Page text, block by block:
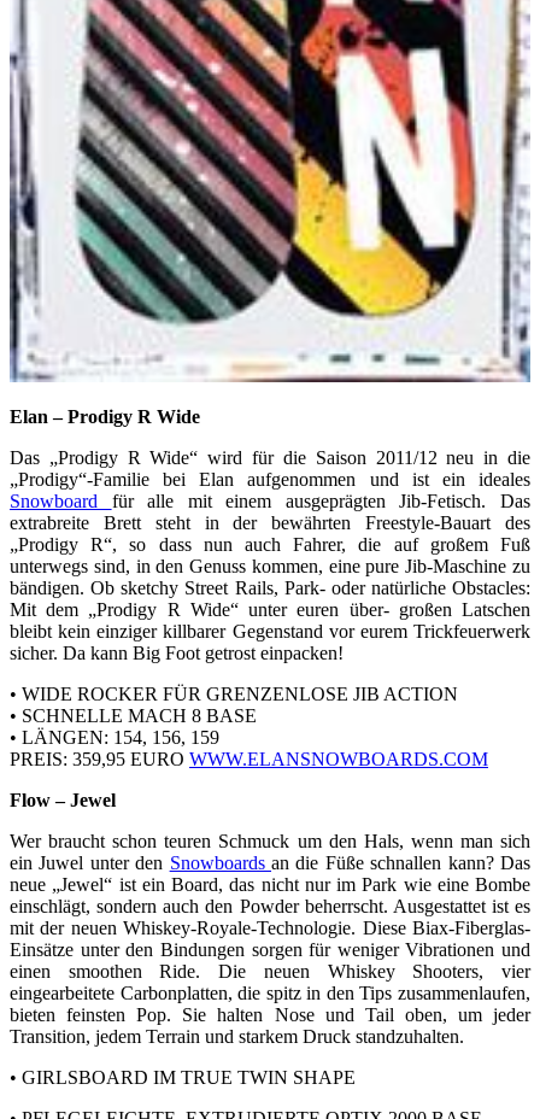
Elan – Prodigy R Wide
Das „Prodigy R Wide“ wird für die Saison 2011/12 neu in die
„Prodigy“-Familie bei Elan aufgenommen und ist ein ideales
Snowboard für alle mit einem ausgeprägten Jib-Fetisch. Das
extrabreite Brett steht in der bewährten Freestyle-Bauart des
„Prodigy R“, so dass nun auch Fahrer, die auf großem Fuß
unterwegs sind, in den Genuss kommen, eine pure Jib-Maschine zu
bändigen. Ob sketchy Street Rails, Park- oder natürliche Obstacles:
Mit dem „Prodigy R Wide“ unter euren über- großen Latschen
bleibt kein einziger killbarer Gegenstand vor eurem Trickfeuerwerk
sicher. Da kann Big Foot getrost einpacken!
• WIDE ROCKER FÜR GRENZENLOSE JIB ACTION
• SCHNELLE MACH 8 BASE
• LÄNGEN: 154, 156, 159
PREIS: 359,95 EURO WWW.ELANSNOWBOARDS.COM
Flow – Jewel
Wer braucht schon teuren Schmuck um den Hals, wenn man sich
ein Juwel unter den Snowboardsan die Füße schnallen kann? Das
neue „Jewel“ ist ein Board, das nicht nur im Park wie eine Bombe
einschlägt, sondern auch den Powder beherrscht. Ausgestattet ist es
mit der neuen Whiskey-Royale-Technologie. Diese Biax-Fiberglas-
Einsätze unter den Bindungen sorgen für weniger Vibrationen und
einen smoothen Ride. Die neuen Whiskey Shooters, vier
eingearbeitete Carbonplatten, die spitz in den Tips zusammenlaufen,
bieten feinsten Pop. Sie halten Nose und Tail oben, um jeder
Transition, jedem Terrain und starkem Druck standzuhalten.
• GIRLSBOARD IM TRUE TWIN SHAPE